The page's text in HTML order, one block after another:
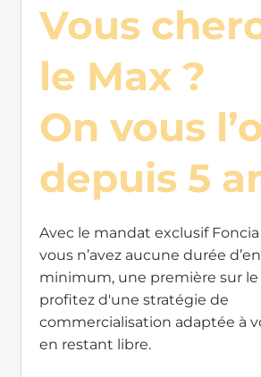
Vous
le Max ?
On vous
depuis 5
Avec le mandat exclusif
vous n’avez aucune durée
minimum, une première sur le
profitez d'une stratégie de
commercialisation adaptée à
en restant libre.